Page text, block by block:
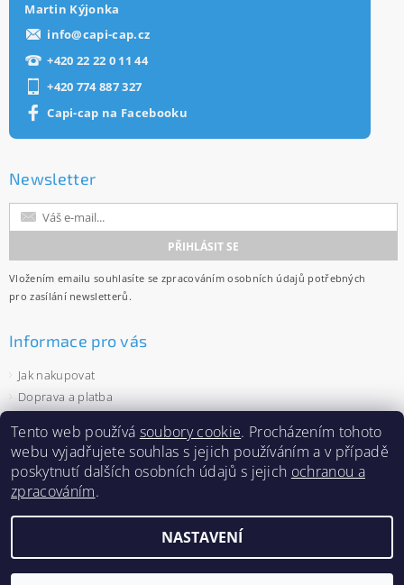
Martin Kýjonka
info@capi-cap.cz
+420 22 22 0 11 44
+420 774 887 327
Capi-cap na Facebooku
Newsletter
Vložením emailu souhlasíte se zpracováním osobních údajů potřebných
pro zasílání newsletterů.
Informace pro vás
Jak nakupovat
Doprava a platba
Ochrana osobních údajů
Velkoobchod
Zásady používání souborů cookies
2026 ©Capi-cap.cz, všechna práva vyhrazena
Tento web používá soubory cookie. Procházením tohoto
webu vyjadřujete souhlas s jejich používáním a v případě
poskytnutí dalších osobních údajů s jejich ochranou a
zpracováním.
NASTAVENÍ